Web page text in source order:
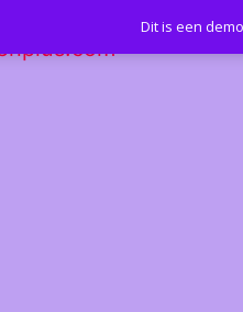
Dit is een